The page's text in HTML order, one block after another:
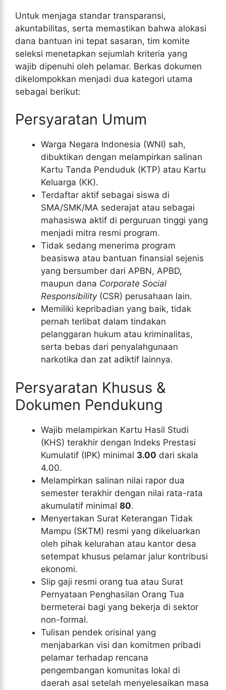
Untuk menjaga standar transparansi,
akuntabilitas, serta memastikan bahwa alokasi
dana bantuan ini tepat sasaran, tim komite
seleksi menetapkan sejumlah kriteria yang
wajib dipenuhi oleh pelamar. Berkas dokumen
dikelompokkan menjadi dua kategori utama
sebagai berikut:
Persyaratan Umum
Warga Negara Indonesia (WNI) sah,
dibuktikan dengan melampirkan salinan
Kartu Tanda Penduduk (KTP) atau Kartu
Keluarga (KK).
Terdaftar aktif sebagai siswa di
SMA/SMK/MA sederajat atau sebagai
mahasiswa aktif di perguruan tinggi yang
menjadi mitra resmi program.
Tidak sedang menerima program
beasiswa atau bantuan finansial sejenis
yang bersumber dari APBN, APBD,
maupun dana Corporate Social
Responsibility(CSR) perusahaan lain.
Memiliki kepribadian yang baik, tidak
pernah terlibat dalam tindakan
pelanggaran hukum atau kriminalitas,
serta bebas dari penyalahgunaan
narkotika dan zat adiktif lainnya.
Persyaratan Khusus &
Dokumen Pendukung
Wajib melampirkan Kartu Hasil Studi
(KHS) terakhir dengan Indeks Prestasi
Kumulatif (IPK) minimal 3.00 dari skala
4.00.
Melampirkan salinan nilai rapor dua
semester terakhir dengan nilai rata-rata
akumulatif minimal 80.
Menyertakan Surat Keterangan Tidak
Mampu (SKTM) resmi yang dikeluarkan
oleh pihak kelurahan atau kantor desa
setempat khusus pelamar jalur kontribusi
ekonomi.
Slip gaji resmi orang tua atau Surat
Pernyataan Penghasilan Orang Tua
bermeterai bagi yang bekerja di sektor
non-formal.
Tulisan pendek orisinal yang
menjabarkan visi dan komitmen pribadi
pelamar terhadap rencana
pengembangan komunitas lokal di
daerah asal setelah menyelesaikan masa